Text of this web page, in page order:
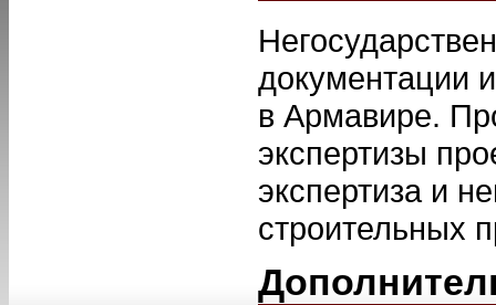
документации
в Армавире.
экспертизы
экспертиза и
строительных